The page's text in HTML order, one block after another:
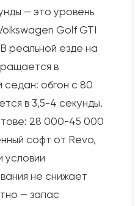
— это уровень
Golf GTI
реальной езде на
в
седан: обгон с 80
в 3,5-4 секунды.
28 000-45 000
софт от Revo,
условии
не снижает
— запас